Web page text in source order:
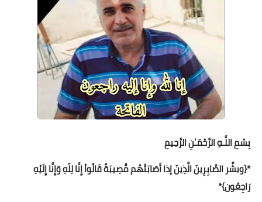
بِسْمِ اللَّـهِ الرَّحْمَـٰنِ الرَّحِيمِ
*{وبشِّر الصَّابِرِينَ الَّذِينَ إذا أَصَابَتْهُم مُّصِيبَةٌ قَالُواْ إِنَّا لِلّهِ وَإِنَّا إِلَيْهِ
رَاجِعُون}*